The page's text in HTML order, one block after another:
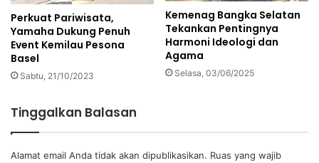
Perkuat Pariwisata,
Yamaha Dukung Penuh
Event Kemilau Pesona
Basel
Sabtu, 21/10/2023
Kemenag Bangka Selatan
Tekankan Pentingnya
Harmoni Ideologi dan
Agama
Selasa, 03/06/2025
Tinggalkan Balasan
Alamat email Anda tidak akan dipublikasikan. Ruas yang wajib